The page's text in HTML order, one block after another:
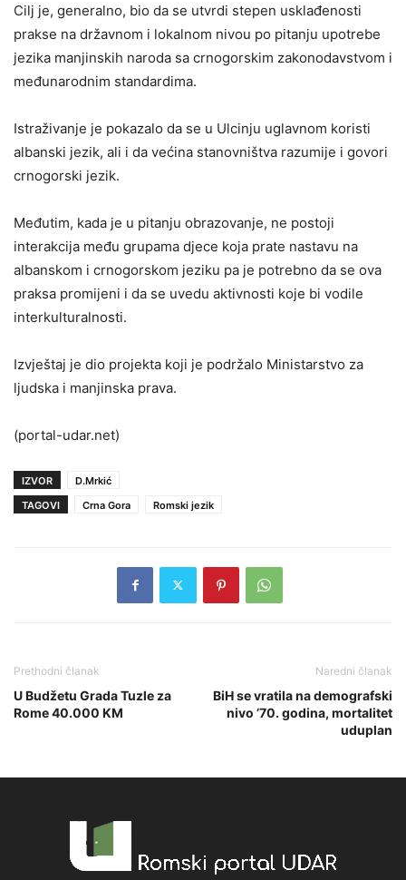
Cilj je, generalno, bio da se utvrdi stepen usklađenosti
prakse na državnom i lokalnom nivou po pitanju upotrebe
jezika manjinskih naroda sa crnogorskim zakonodavstvom i
međunarodnim standardima.
Istraživanje je pokazalo da se u Ulcinju uglavnom koristi
albanski jezik, ali i da većina stanovništva razumije i govori
crnogorski jezik.
Međutim, kada je u pitanju obrazovanje, ne postoji
interakcija među grupama djece koja prate nastavu na
albanskom i crnogorskom jeziku pa je potrebno da se ova
praksa promijeni i da se uvedu aktivnosti koje bi vodile
interkulturalnosti.
Izvještaj je dio projekta koji je podržalo Ministarstvo za
ljudska i manjinska prava.
(portal-udar.net)
IZVOR
D.Mrkić
TAGOVI
Crna Gora Romski jezik
Prethodni članak
U Budžetu Grada Tuzle za
Rome 40.000 KM
Naredni članak
BiH se vratila na demografski
nivo ’70. godina, mortalitet
uduplan